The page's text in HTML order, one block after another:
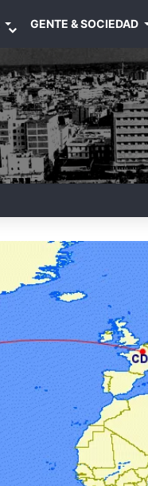
GENTE & SOCIEDAD